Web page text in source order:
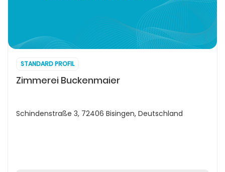
STANDARD PROFIL
Zimmerei Buckenmaier
Schindenstraße 3, 72406 Bisingen, Deutschland